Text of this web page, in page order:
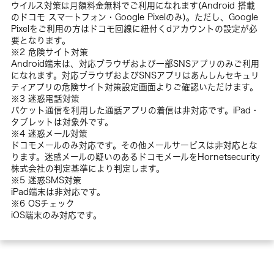
ウイルス対策は月額料金無料でご利用になれます(Android 搭載
のドコモ スマートフォン・Google Pixelのみ)。ただし、Google
Pixelをご利用の方はドコモ回線に紐付くdアカウントの設定が必
要となります。
※2 危険サイト対策
Android端末は、対応ブラウザおよび一部SNSアプリのみご利用
になれます。対応ブラウザおよびSNSアプリはあんしんセキュリ
ティアプリの危険サイト対策設定画面よりご確認いただけます。
※3 迷惑電話対策
パケット通信を利用した通話アプリの着信は非対応です。iPad・
タブレットは対象外です。
※4 迷惑メール対策
ドコモメールのみ対応です。その他メールサービスは非対応とな
ります。迷惑メールの疑いのあるドコモメールをHornetsecurity
株式会社の判定基準により判定します。
※5 迷惑SMS対策
iPad端末は非対応です。
※6 OSチェック
iOS端末のみ対応です。